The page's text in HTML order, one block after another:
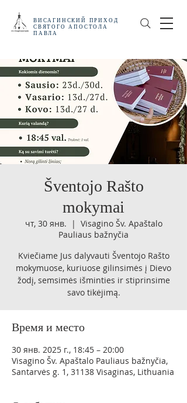
ВИСАГИНСКИЙ
ПРИХОД
СВЯТОГО АПОСТОЛА
ПАВЛА
Šventojo Rašto
mokymai
чт, 30 янв.
  |
Visagino Šv. Apaštalo
Pauliaus bažnyčia
Kviečiame Jus dalyvauti Šventojo Rašto
mokymuose, kuriuose gilinsimės į Dievo
žodį, semsimės išminties ir stiprinsime
savo tikėjimą.
Время и место
30 янв. 2025 г., 18:45 – 20:00
Visagino Šv. Apaštalo Pauliaus bažnyčia,
Santarvės g. 1, 31138 Visaginas, Lithuania